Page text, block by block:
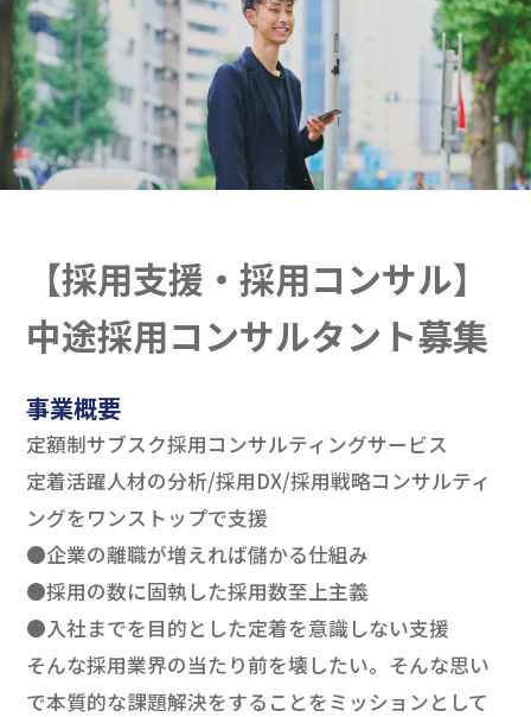
【採用支援・採用コンサル】
中途採用コンサルタント募集
事業概要
定額制サブスク採用コンサルティングサービス
定着活躍人材の分析/採用DX/採用戦略コンサルティ
ングをワンストップで支援
●企業の離職が増えれば儲かる仕組み
●採用の数に固執した採用数至上主義
●入社までを目的とした定着を意識しない支援
そんな採用業界の当たり前を壊したい。そんな思い
で本質的な課題解決をすることをミッションとして